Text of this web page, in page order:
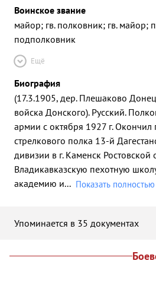
Воинское звание
майор; гв. полковник; гв. майор;
подполковник
Ещё
Биография
(17.3.1905, дер. Плешаково
войска Донского). Русский.
армии с октября 1927 г.
стрелкового полка 13-й
дивизии в г. Каменск Ростовской
Владикавказскую пехотную
академию и... Показать полностью
Упоминается в 35 документах